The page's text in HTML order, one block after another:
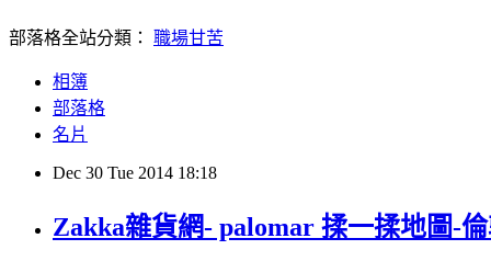
部落格全站分類： 職場甘苦
相簿
部落格
名片
Dec 30 Tue 2014 18:18
Zakka雜貨網- palomar 揉一揉地圖-倫